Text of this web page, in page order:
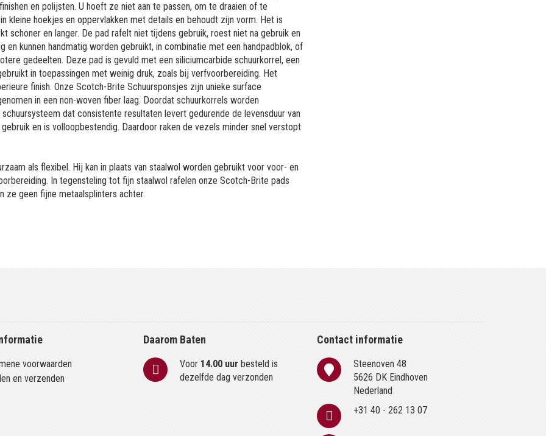
en polijsten. U hoeft ze niet aan te passen, om te draaien of te
kleine hoekjes en oppervlakken met details en behoudt zijn vorm. Het is
schoner en langer. De pad rafelt niet tijdens gebruik, roest niet na gebruik en
kunnen handmatig worden gebruikt, in combinatie met een handpadblok, of
gedeelten. Deze pad is gevuld met een siliciumcarbide schuurkorrel, een
in toepassingen met weinig druk, zoals bij verfvoorbereiding. Het
finish. Onze Scotch-Brite Schuursponsjes zijn unieke surface
in een non-woven fiber laag. Doordat schuurkorrels worden
dat consistente resultaten levert gedurende de levensduur van
en is volloopbestendig. Daardoor raken de vezels minder snel verstopt
als flexibel. Hij kan in plaats van staalwol worden gebruikt voor voor- en
In tegensteling tot fijn staalwol rafelen onze Scotch-Brite pads
ze geen fijne metaalsplinters achter.
voorwaarden
en verzenden
Daarom Baten
Voor 14.00 uur besteld is
dezelfde dag verzonden
Contact informatie
Steenoven 48
5626 DK Eindhoven
Nederland
+31 40 - 262 13 07